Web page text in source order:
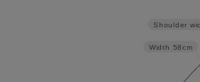
Width 58cm
Shoulder